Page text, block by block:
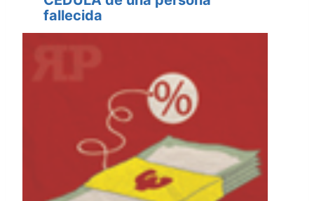
fallecida